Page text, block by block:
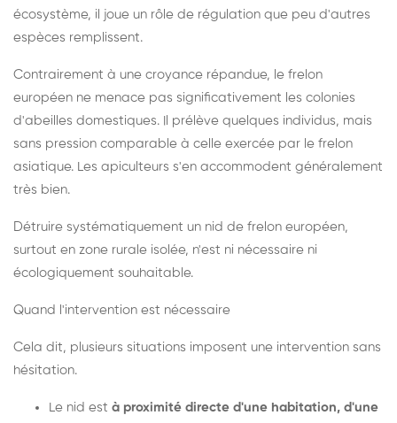
écosystème, il joue un rôle de régulation que peu d'autres
espèces remplissent.
Contrairement à une croyance répandue, le frelon
européen ne menace pas significativement les colonies
d'abeilles domestiques. Il prélève quelques individus, mais
sans pression comparable à celle exercée par le frelon
asiatique. Les apiculteurs s'en accommodent généralement
très bien.
Détruire systématiquement un nid de frelon européen,
surtout en zone rurale isolée, n'est ni nécessaire ni
écologiquement souhaitable.
Quand l'intervention est nécessaire
Cela dit, plusieurs situations imposent une intervention sans
hésitation.
Le nid est à proximité directe d'une habitation, d'une